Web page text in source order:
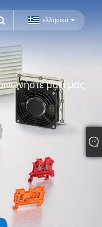
ελληνικά
μαζί μας